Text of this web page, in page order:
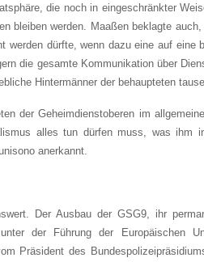
die noch in eingeschränkter
bleiben werden. Maaßen beklagte
werden dürfte, wenn dazu eine auf eine
die gesamte Kommunikation über
Hintermänner der behaupteten
der Geheimdienstoberen im
alles tun dürfen muss, was ihm
anerkannt.
Der Ausbau der GSG9, ihr
unter der Führung der Europäischen
Präsident des